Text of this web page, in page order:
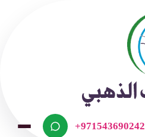
+971543690242